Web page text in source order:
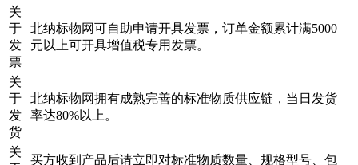
关
于
发
票
北纳标物网可自助申请开具发票，订单金额累计满5000
元以上可开具增值税专用发票。
关
于
发
货
北纳标物网拥有成熟完善的标准物质供应链，当日发货
率达80%以上。
关
买方收到产品后请立即对标准物质数量、规格型号、包